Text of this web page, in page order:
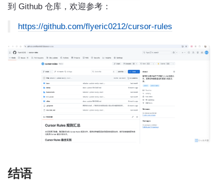
到 Github 仓库，欢迎参考：
https://github.com/flyeric0212/cursor-rules
结语